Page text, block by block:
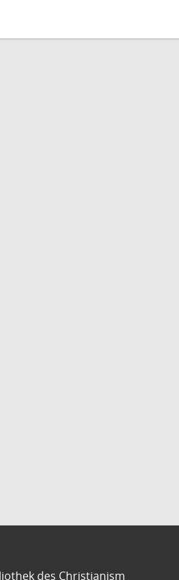
des Christianism